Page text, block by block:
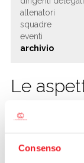
Consenso
TUFFI
NUOTO
TENNIS
CALCIO
allenatori
squadre
eventi
archivio
Le
03/09/2012